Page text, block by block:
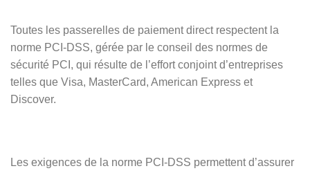
Toutes les passerelles de paiement direct respectent la
norme PCI-DSS, gérée par le conseil des normes de
sécurité PCI, qui résulte de l’effort conjoint d’entreprises
telles que Visa, MasterCard, American Express et
Discover.
Les exigences de la norme PCI-DSS permettent d’assurer